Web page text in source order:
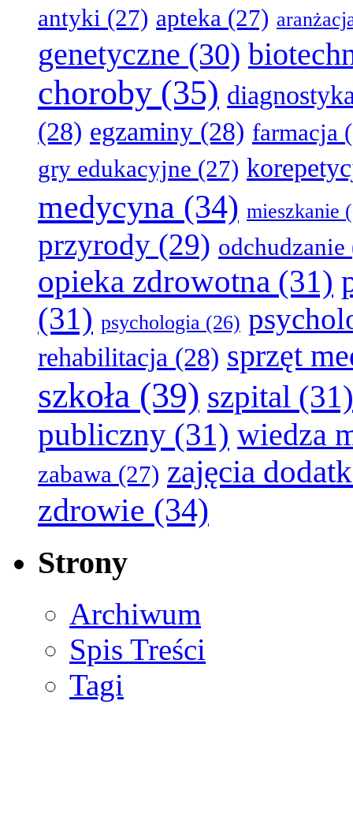
antyki (27) apteka (27)
genetyczne (30)
choroby (35)
(28) egzaminy (28) farmacja
gry edukacyjne (27)
medycyna (34) mieszkanie
przyrody (29) odchudzanie
opieka zdrowotna (31)
(31) psychologia (26)
rehabilitacja (28) sprzęt
szkoła (39) szpital (31)
publiczny (31) wiedza
zabawa (27) zajęcia
zdrowie (34)
Strony
Archiwum
Spis Treści
Tagi